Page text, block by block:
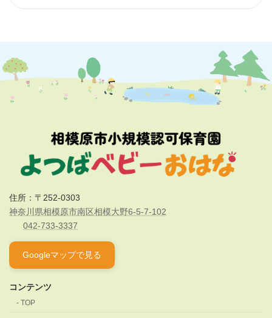
住所：〒252-0303
神奈川県相模原市南区相模大野6-5-7-102
042-733-3337
Googleマップで見る
コンテンツ
TOP